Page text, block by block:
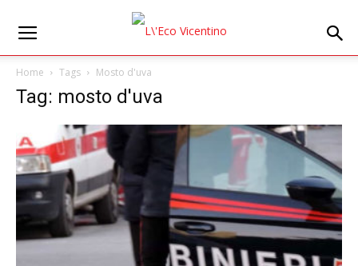
Home Tags Mosto d'uva
Tag: mosto d'uva